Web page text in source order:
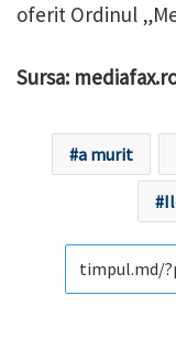
oferit Ordinul
Sursa:
a murit